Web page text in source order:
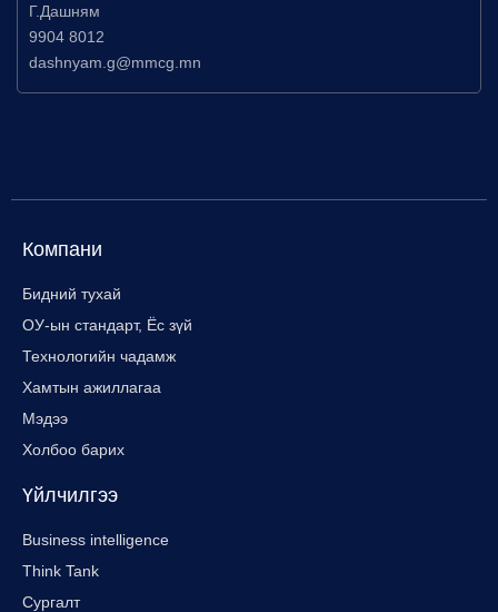
Г.Дашням
9904 8012
dashnyam.g@mmcg.mn
Компани
Бидний тухай
ОУ-ын стандарт, Ёс зүй
Технологийн чадамж
Хамтын ажиллагаа
Мэдээ
Холбоо барих
Үйлчилгээ
Business intelligence
Think Tank
Сургалт